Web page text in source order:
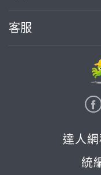
客服
達人網
統